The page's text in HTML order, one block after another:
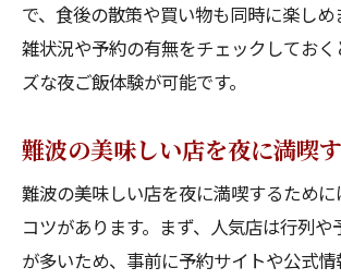
で、食後の散策や買い物も同時に楽しめ
雑状況や予約の有無をチェックしてお
ズな夜ご飯体験が可能です。
難波の美味しい店を夜に満喫
難波の美味しい店を夜に満喫するため
コツがあります。まず、人気店は行列や
が多いため、事前に予約サイトや公式